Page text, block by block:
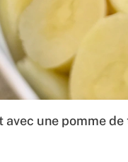
une pomme